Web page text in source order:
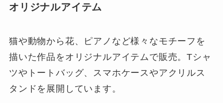
オリジナルアイテム
猫や動物から花、ピアノなど様々なモチーフを
描いた作品をオリジナルアイテムで販売。Tシャ
ツやトートバッグ、スマホケースやアクリルス
タンドを展開しています。